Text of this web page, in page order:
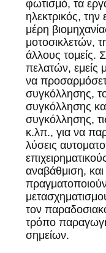
φωτισμό, τα
ηλεκτρικός,
μέρη
μοτοσικλετών,
άλλους τομείς.
πελατών, εμείς
να
συγκόλλησης,
συγκόλλησης
συγκόλλησης,
κ.λπ., για να
λύσεις
αναβάθμιση, και
τον
τρόπο
σημείων.